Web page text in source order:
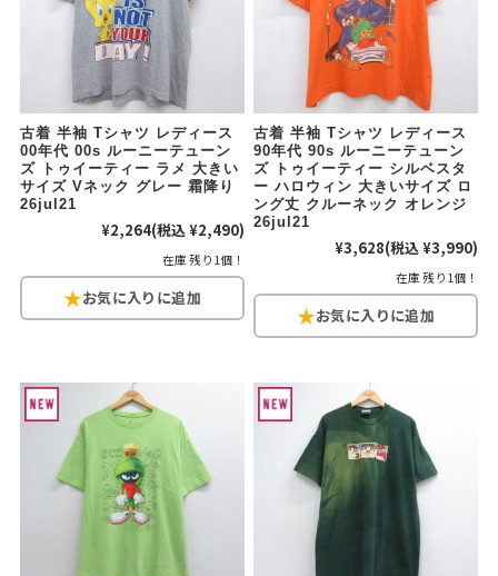
パンツ W33,W34 W35,W36
W37以上
Search by Maniacマニアックから探す
バンド
Tシャツ
アニメ
Tシャツ
Tシャツ
USA製
ボロ ミリタリー
Search by Period 年代から探す
90年代
古着 半袖 Tシャツ レディース
00年代 00s ルーニーテューン
ズ トゥイーティー ラメ 大きい
サイズ Vネック グレー 霜降り
26jul21
¥2,264(税込 ¥2,490)
在庫 残り1個！
古着 半袖 Tシャツ レディース
90年代 90s ルーニーテューン
ズ トゥイーティー シルベスタ
ー ハロウィン 大きいサイズ ロ
ング丈 クルーネック オレンジ
26jul21
¥3,628(税込 ¥3,990)
在庫 残り1個！